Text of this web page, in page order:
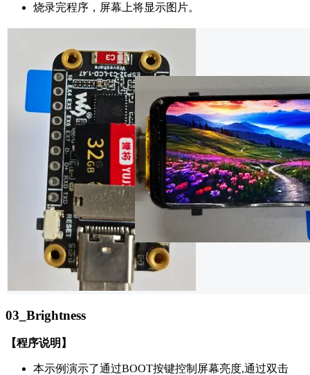
烧录完程序，屏幕上将显示图片。
03_Brightness
【程序说明】
本示例演示了通过BOOT按键控制屏幕亮度,通过双击